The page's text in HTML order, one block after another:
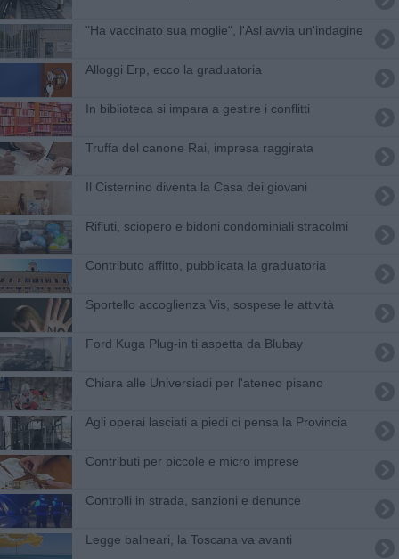
"Ha vaccinato sua moglie", l'Asl avvia un'indagine
Alloggi Erp, ecco la graduatoria
In biblioteca si impara a gestire i conflitti
Truffa del canone Rai, impresa raggirata
Il Cisternino diventa la Casa dei giovani
Rifiuti, sciopero e bidoni condominiali stracolmi
Contributo affitto, pubblicata la graduatoria
Sportello accoglienza Vis, sospese le attività
​Ford Kuga Plug-in ti aspetta da Blubay
Chiara alle Universiadi per l'ateneo pisano
Agli operai lasciati a piedi ci pensa la Provincia
Contributi per piccole e micro imprese
Controlli in strada, sanzioni e denunce
Legge balneari, la Toscana va avanti